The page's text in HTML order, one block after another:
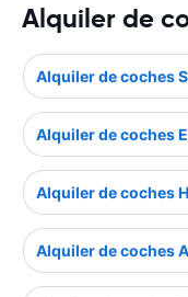
Alquiler de
Alquiler de coches
Alquiler de coches
Alquiler de coches
Alquiler de coches